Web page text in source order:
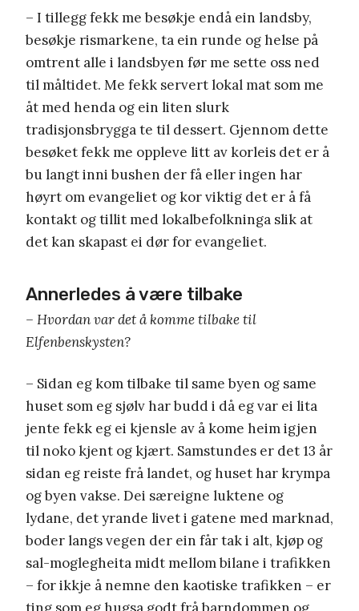
– I tillegg fekk me besøkje endå ein landsby,
besøkje rismarkene, ta ein runde og helse på
omtrent alle i landsbyen før me sette oss ned
til måltidet. Me fekk servert lokal mat som me
åt med henda og ein liten slurk
tradisjonsbrygga te til dessert. Gjennom dette
besøket fekk me oppleve litt av korleis det er å
bu langt inni bushen der få eller ingen har
høyrt om evangeliet og kor viktig det er å få
kontakt og tillit med lokalbefolkninga slik at
det kan skapast ei dør for evangeliet.
Annerledes å være tilbake
– Hvordan var det å komme tilbake til
Elfenbenskysten?
– Sidan eg kom tilbake til same byen og same
huset som eg sjølv har budd i då eg var ei lita
jente fekk eg ei kjensle av å kome heim igjen
til noko kjent og kjært. Samstundes er det 13 år
sidan eg reiste frå landet, og huset har krympa
og byen vakse. Dei særeigne luktene og
lydane, det yrande livet i gatene med marknad,
boder langs vegen der ein får tak i alt, kjøp og
sal-moglegheita midt mellom bilane i trafikken
– for ikkje å nemne den kaotiske trafikken – er
ting som eg hugsa godt frå barndommen og